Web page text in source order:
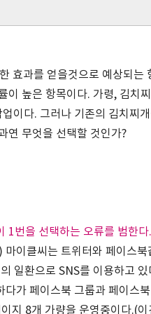
효과를 얻을것으로 예상되는
높은 항목이다. 가령, 김치
이다. 그러나 기존의 김치찌
연 무엇을 선택할 것인가?
1번을 선택하는 오류를 범한다.
이클씨는 트위터와 페이스
일환으로 SNS를 이용하고
가 페이스북 그룹과 페이스
지 8개 가량을 운영중이다.(